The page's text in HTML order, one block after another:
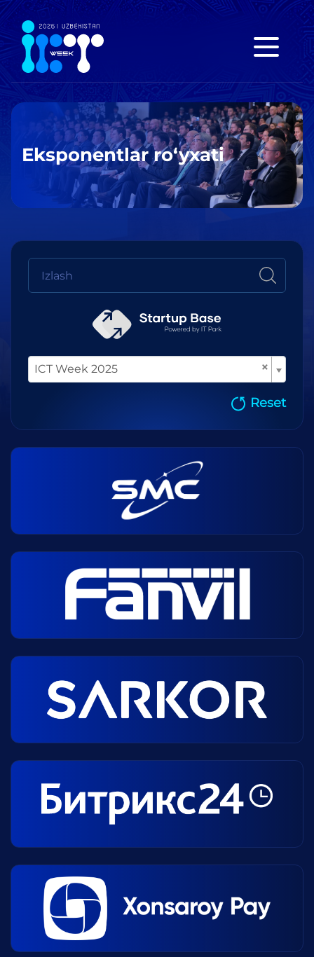
Eksponentlar ro‘yxati
×
ICT Week 2025
Reset